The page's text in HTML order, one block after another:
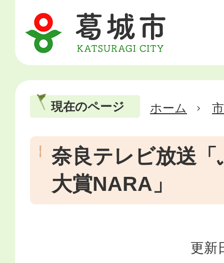
現在のページ ホーム
奈良テレビ放送
大賞NARA」
更新